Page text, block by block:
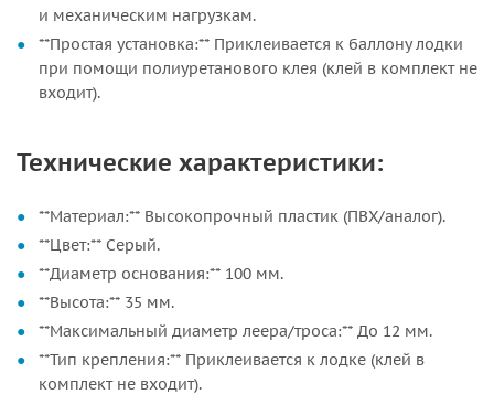
и механическим нагрузкам.
**Простая установка:** Приклеивается к баллону лодки
при помощи полиуретанового клея (клей в комплект не
входит).
Технические характеристики:
**Материал:** Высокопрочный пластик (ПВХ/аналог).
**Цвет:** Серый.
**Диаметр основания:** 100 мм.
**Высота:** 35 мм.
**Максимальный диаметр леера/троса:** До 12 мм.
**Тип крепления:** Приклеивается к лодке (клей в
комплект не входит).